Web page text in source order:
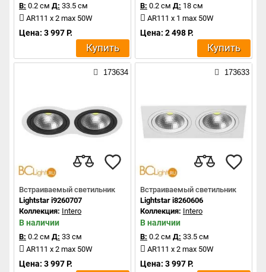
В: 0.2 см Д: 33.5 см
AR111 x 2 max 50W
Цена: 3 997 Р.
Купить
В: 0.2 см Д: 18 см
AR111 x 1 max 50W
Цена: 2 498 Р.
Купить
173634
Встраиваемый светильник
Lightstar i9260707
Коллекция: Intero
В наличии
В: 0.2 см Д: 33 см
AR111 x 2 max 50W
Цена: 3 997 Р.
173633
Встраиваемый светильник
Lightstar i8260606
Коллекция: Intero
В наличии
В: 0.2 см Д: 33.5 см
AR111 x 2 max 50W
Цена: 3 997 Р.